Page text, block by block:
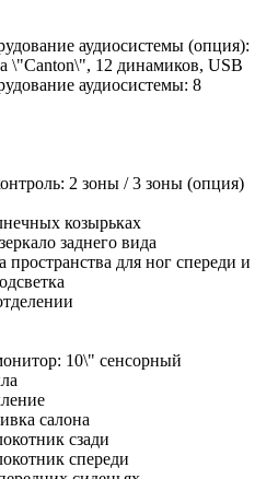
аудиосистемы (опция):
\"Canton\", 12 динамиков, USB
аудиосистемы: 8
2 зоны / 3 зоны (опция)
козырьках
заднего вида
пространства для ног спереди и
10\" сенсорный
салона
сзади
спереди